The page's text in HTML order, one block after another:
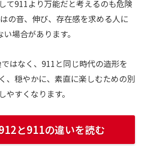
て911より万能だと考えるのも危険
の音、伸び、存在感を求める人に
場合があります。
はなく、911と同じ時代の造形を
、穏やかに、素直に楽しむための別
すくなります。
と911の違いを読む